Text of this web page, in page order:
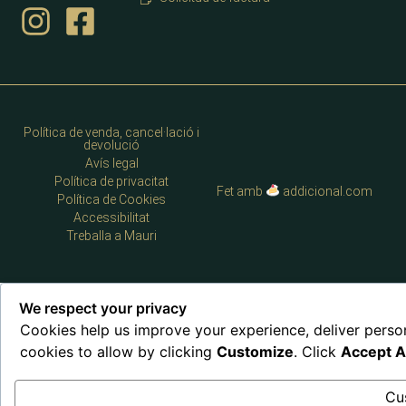
Política de venda, cancel·lació i
devolució
Avís legal
Política de privacitat
Política de Cookies
Accessibilitat
Treballa a Mauri
Fet amb addicional.com
We respect your privacy
Cookies help us improve your experience, deliver
cookies to allow by clicking Customize. Click Accept